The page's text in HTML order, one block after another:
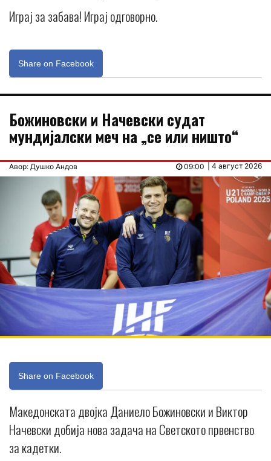
Играј за забава! Играј одговорно.
Share on Facebook
Божиновски и Начевски судат
мундијалски меч на „се или ништо“
Авор: Душко Андов | 4 август 2026
09:00
Share on Facebook
Македонската двојка Даниело Божиновски и Виктор
Начевски добија нова задача на Светското првенство
за кадетки.